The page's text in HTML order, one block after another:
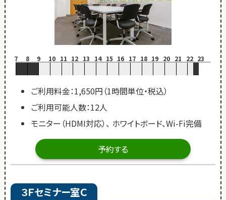
7 8 9 10 11 12 13 14 15 16 17 18 19 20 21 22 23
ご利用料金：1,650円（1時間単位・税込）
ご利用可能人数：12人
モニター（HDMI対応）、 ホワイトボード、Wi-Fi完備
予約する
３Ｆセミナー室Ｃ